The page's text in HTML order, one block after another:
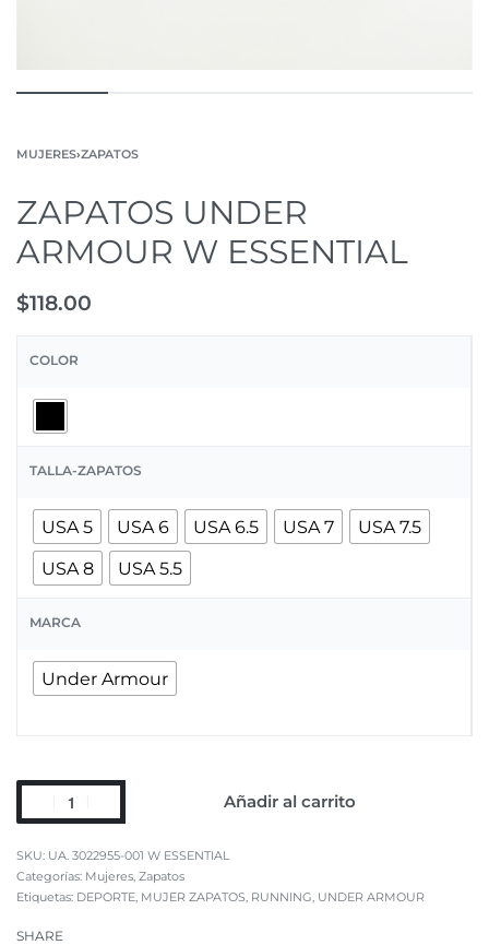
MUJERES›ZAPATOS
ZAPATOS UNDER
ARMOUR W ESSENTIAL
$118.00
COLOR
TALLA-ZAPATOS
USA 5 USA 6 USA 6.5 USA 7
USA 7.5
USA 8
USA 5.5
MARCA
Under Armour
Añadir al carrito
UA. 3022955-001 W ESSENTIAL
Categorías: Mujeres, Zapatos
Etiquetas: DEPORTE, MUJER ZAPATOS, RUNNING, UNDER ARMOUR
SHARE